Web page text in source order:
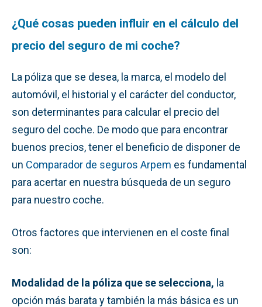
¿Qué cosas pueden influir en el cálculo del
precio del seguro de mi coche?
La póliza que se desea, la marca, el modelo del
automóvil, el historial y el carácter del conductor,
son determinantes para calcular el precio del
seguro del coche. De modo que para encontrar
buenos precios, tener el beneficio de disponer de
un Comparador de seguros Arpem es fundamental
para acertar en nuestra búsqueda de un seguro
para nuestro coche.
Otros factores que intervienen en el coste final
son:
Modalidad de la póliza que se selecciona, la
opción más barata y también la más básica es un